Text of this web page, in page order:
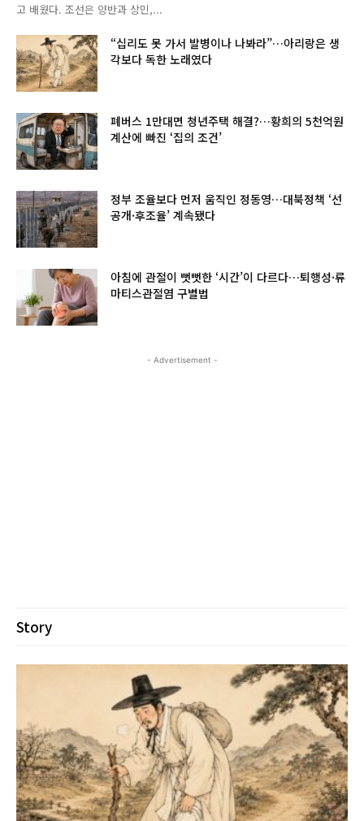
고 배웠다. 조선은 양반과 상민,...
“십리도 못 가서 발병이나 나봐라”…아리랑은 생
각보다 독한 노래였다
폐버스 1만대면 청년주택 해결?…황희의 5천억원
계산에 빠진 ‘집의 조건’
정부 조율보다 먼저 움직인 정동영…대북정책 ‘선
공개·후조율’ 계속됐다
아침에 관절이 뻣뻣한 ‘시간’이 다르다…퇴행성·류
마티스관절염 구별법
- Advertisement -
Story